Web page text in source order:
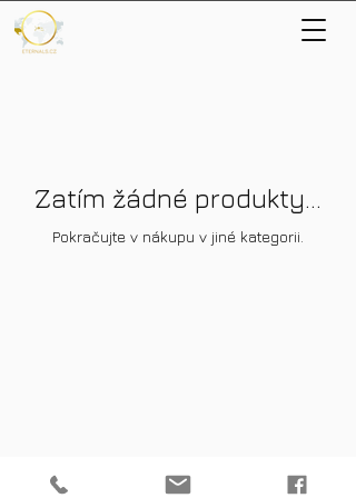
Zatím žádné produkty...
Pokračujte v nákupu v jiné kategorii.